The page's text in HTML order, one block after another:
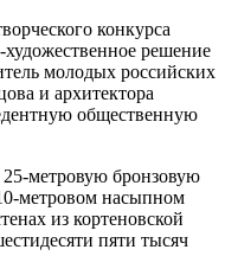
конкурса
решение
молодых российских
и архитектора
общественную
25-метровую бронзовую
метровом насыпном
из кортеновской
пяти тысяч